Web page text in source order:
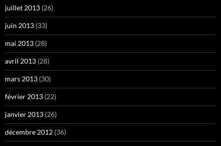
juillet 2013 (26)
juin 2013 (33)
mai 2013 (28)
avril 2013 (28)
mars 2013 (30)
février 2013 (22)
janvier 2013 (26)
décembre 2012 (36)